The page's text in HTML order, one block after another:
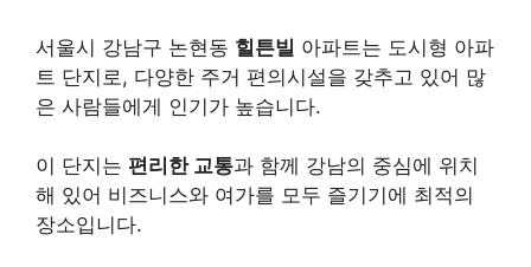
서울시 강남구 논현동 힐튼빌 아파트는 도시형 아파
트 단지로, 다양한 주거 편의시설을 갖추고 있어 많
은 사람들에게 인기가 높습니다.
이 단지는 편리한 교통과 함께 강남의 중심에 위치
해 있어 비즈니스와 여가를 모두 즐기기에 최적의
장소입니다.